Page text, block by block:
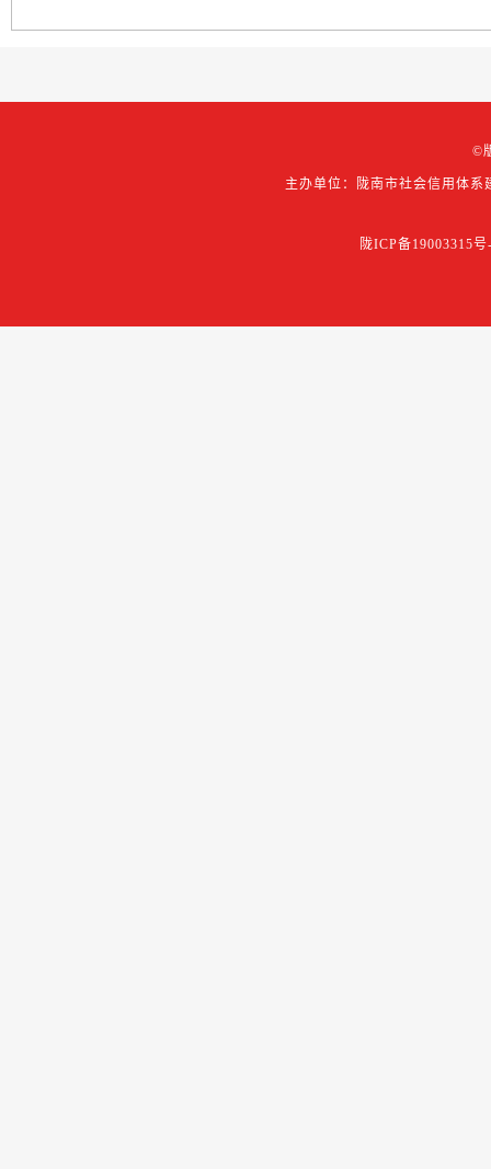
©
主办单位：陇南市社会信用体系
陇ICP备19003315号